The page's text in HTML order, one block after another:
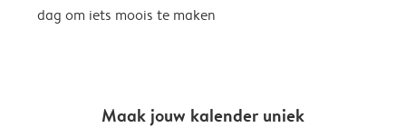
dag om iets moois te maken
Maak jouw kalender uniek